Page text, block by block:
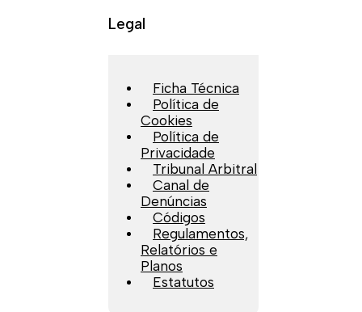
Legal
Ficha Técnica
Política de
Cookies
Política de
Privacidade
Tribunal Arbitral
Canal de
Denúncias
Códigos
Regulamentos,
Relatórios e
Planos
Estatutos